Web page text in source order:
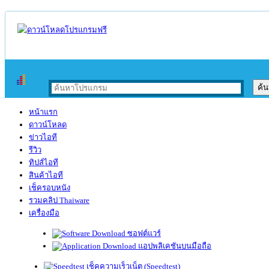
หน้าแรก
ดาวน์โหลด
ข่าวไอที
รีวิว
ทิปส์ไอที
สินค้าไอที
เช็ครอบหนัง
รวมคลิป Thaiware
เครื่องมือ
ซอฟต์แวร์
แอปพลิเคชันบนมือถือ
เช็คความเร็วเน็ต (Speedtest)